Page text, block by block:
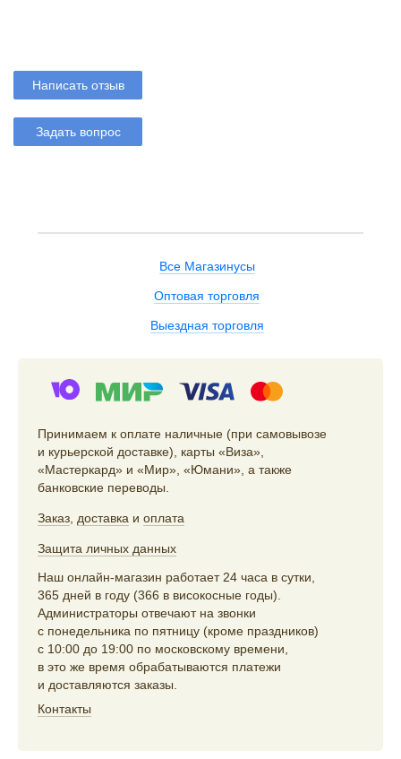
Написать отзыв
Задать вопрос
Все Магазинусы
Оптовая торговля
Выездная торговля
Принимаем к оплате наличные (при самовывозе
и курьерской доставке), карты «Виза»,
«Мастеркард» и «Мир», «Юмани», а также
банковские переводы.
Заказ доставка и оплата
Защита личных данных
Наш онлайн-магазин работает 24 часа в сутки,
365 дней в году (366 в високосные годы).
Администраторы отвечают на звонки
с понедельника по пятницу (кроме праздников)
с 10:00 до 19:00 по московскому времени,
в это же время обрабатываются платежи
и доставляются заказы.
Контакты